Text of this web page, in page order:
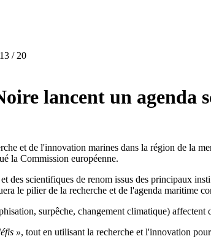
13 / 20
lancent un
et de l'innovation marines dans la région de la
la Commission européenne.
des scientifiques de renom issus des principaux
le pilier de la recherche et de l'agenda maritime
surpêche, changement climatique)
», tout en utilisant la recherche et l'innovation